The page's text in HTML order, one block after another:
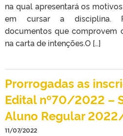
na qual apresentará os
em cursar a disciplina.
documentos que comprovem
na carta de intenções.O […]
Prorrogadas as
Edital nº70/2022 –
Aluno Regular
11/07/2022